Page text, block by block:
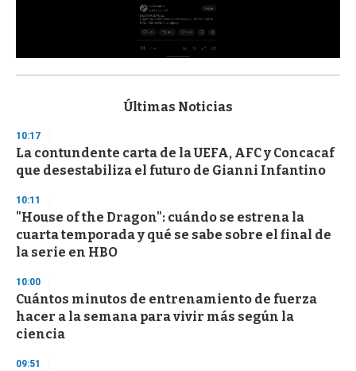
s
d
s
o
f
3
s
c
o
d
s
Últimas Noticias
10:17
La contundente carta de la UEFA, AFC y Concacaf
que desestabiliza el futuro de Gianni Infantino
10:11
"House of the Dragon": cuándo se estrena la
cuarta temporada y qué se sabe sobre el final de
la serie en HBO
10:00
Cuántos minutos de entrenamiento de fuerza
hacer a la semana para vivir más según la
ciencia
09:51